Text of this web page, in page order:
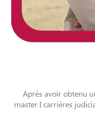
Après avoir obtenu
master I carrières